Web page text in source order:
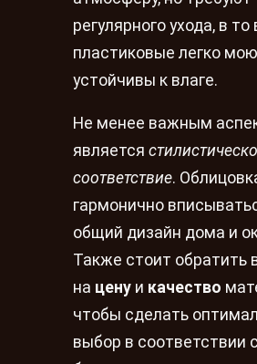
регулярного ухода, в
пластиковые легко
устойчивы к влаге.
Не менее важным
является
соответствие.
гармонично
общий дизайн дома и
Также стоит обратить
на цену и качество
чтобы сделать
выбор в соответствии